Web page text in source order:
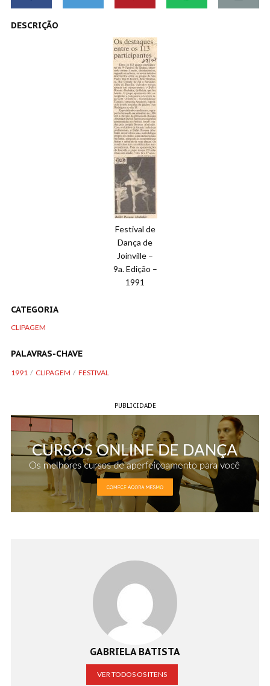
DESCRIÇÃO
Festival de
Dança de
Joinville –
9a. Edição –
1991
CATEGORIA
CLIPAGEM
PALAVRAS-CHAVE
1991 CLIPAGEM FESTIVAL
PUBLICIDADE
GABRIELA BATISTA
VER TODOS OS ITENS